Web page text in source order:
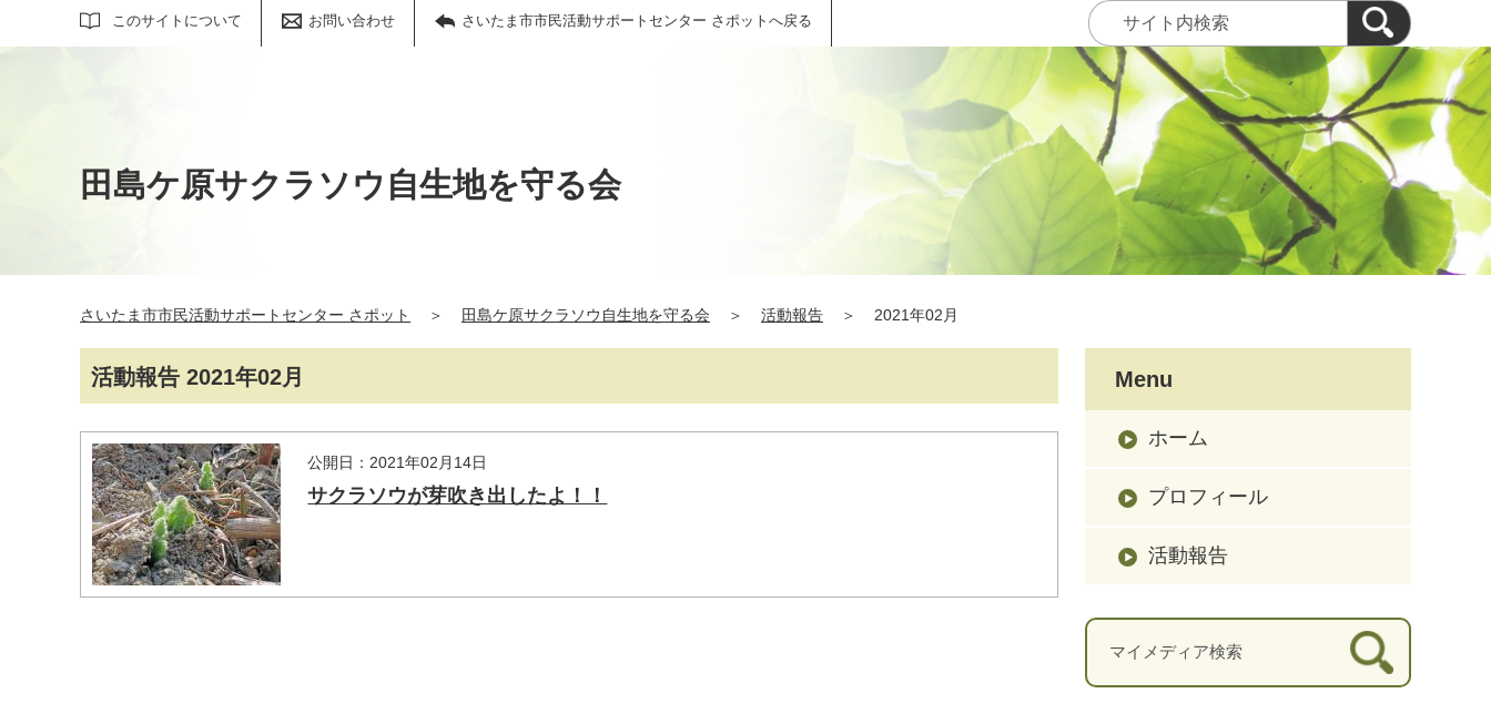
このサイトについて お問い合わせ さいたま市市民活動サポートセンター さポットへ戻る
サイト内検索
田島ケ原サクラソウ自生地を守る会
さいたま市市民活動サポートセンター さポット ＞ 田島ケ原サクラソウ自生地を守る会 ＞ 活動報告 ＞ 2021年02月
活動報告 2021年02月
公開日：2021年02月14日
サクラソウが芽吹き出したよ！！
Menu
ホーム
プロフィール
活動報告